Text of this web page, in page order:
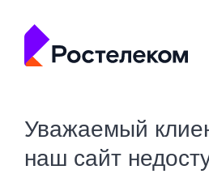
Уважаемый
наш сайт